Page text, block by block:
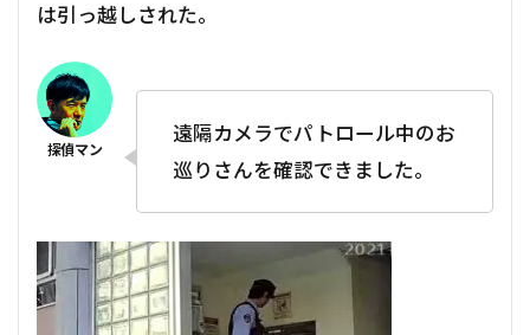
は引っ越しされた。
遠隔カメラでパトロール中のお
巡りさんを確認できました。